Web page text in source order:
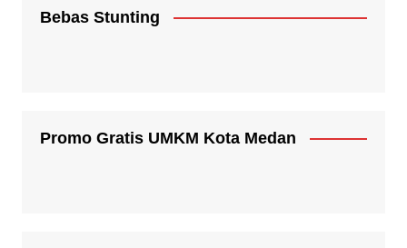
Bebas Stunting
Promo Gratis UMKM Kota Medan